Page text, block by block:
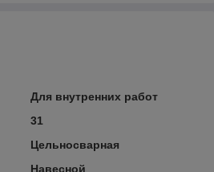
Для внутренних работ
31
Цельносварная
Навесной